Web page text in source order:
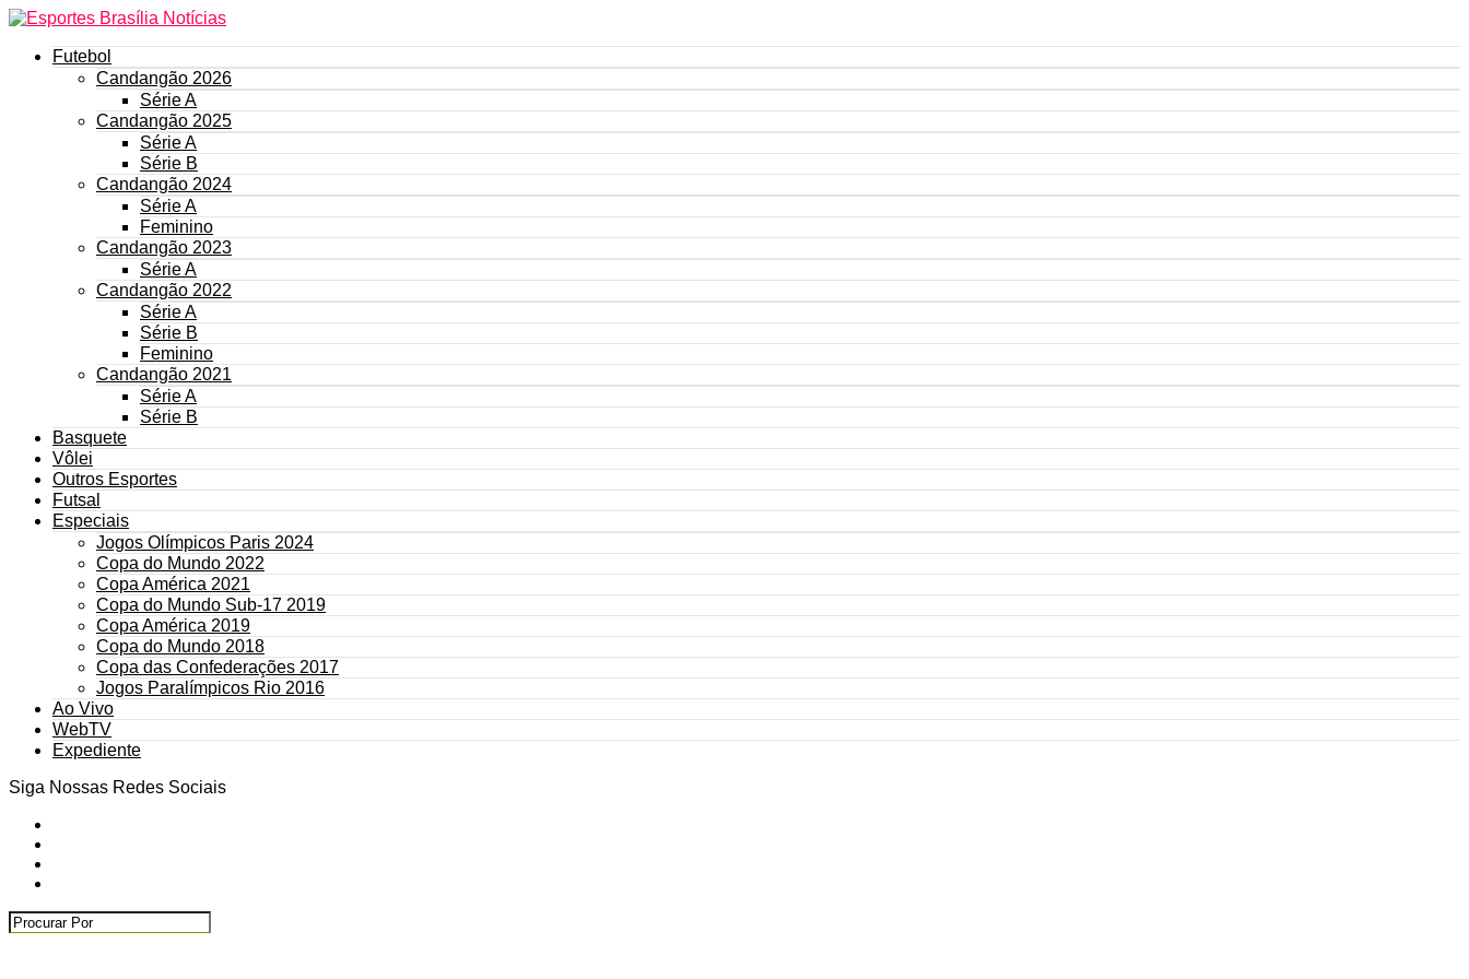
Futebol
Candangão 2026
Série A
Candangão 2025
Série A
Série B
Candangão 2024
Série A
Feminino
Candangão 2023
Série A
Candangão 2022
Série A
Série B
Feminino
Candangão 2021
Série A
Série B
Basquete
Vôlei
Outros Esportes
Futsal
Especiais
Jogos Olímpicos Paris 2024
Copa do Mundo 2022
Copa América 2021
Copa do Mundo Sub-17 2019
Copa América 2019
Copa do Mundo 2018
Copa das Confederações 2017
Jogos Paralímpicos Rio 2016
Ao Vivo
WebTV
Expediente
Siga Nossas Redes Sociais